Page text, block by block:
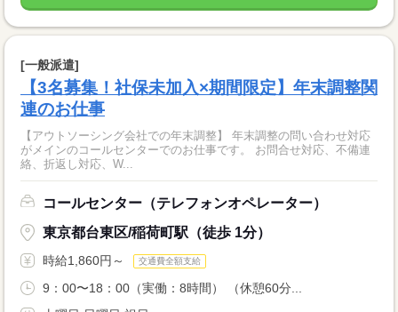
[一般派遣]
【3名募集！社保未加入×期間限定】年末調整関
連のお仕事
【アウトソーシング会社での年末調整】 年末調整の問い合わせ対応
がメインのコールセンターでのお仕事です。 お問合せ対応、不備連
絡、折返し対応、W...
コールセンター（テレフォンオペレーター）
東京都台東区/稲荷町駅（徒歩 1分）
時給1,860円～ 交通費全額支給
9：00〜18：00（実働：8時間） （休憩60分...